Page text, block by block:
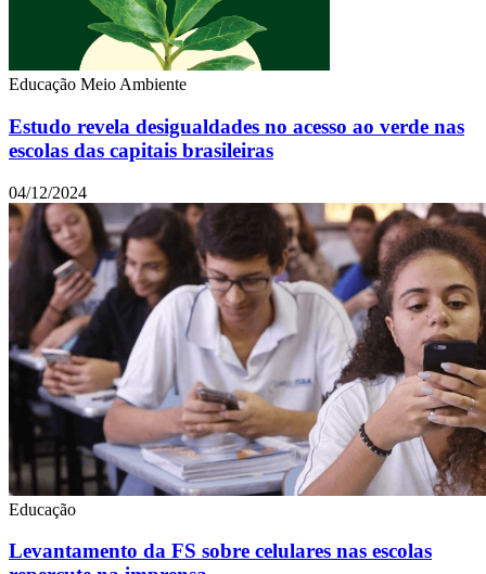
Educação Meio Ambiente
Estudo revela desigualdades no acesso ao verde nas
escolas das capitais brasileiras
04/12/2024
Educação
Levantamento da FS sobre celulares nas escolas